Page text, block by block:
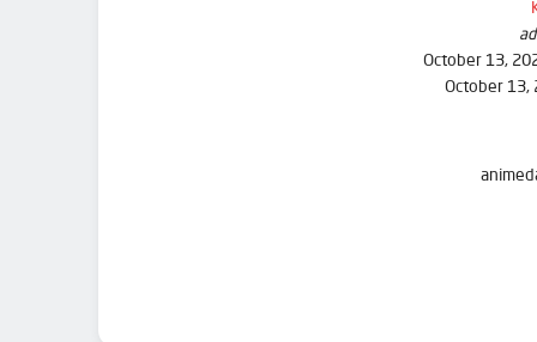
October 13,
October 13,